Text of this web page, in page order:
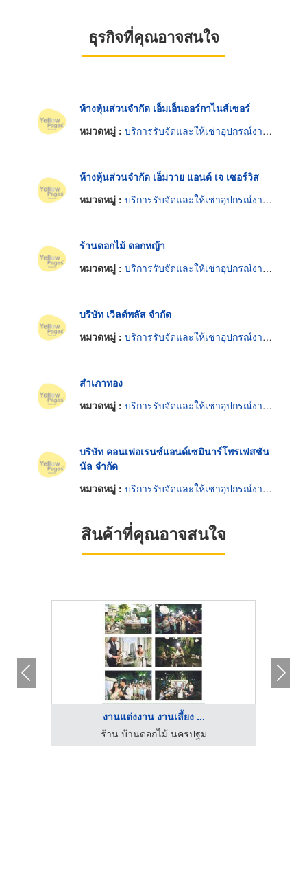
ธุรกิจที่คุณอาจสนใจ
ห้างหุ้นส่วนจำกัด เอ็มเอ็นออร์กาไนส์เซอร์
หมวดหมู่ : บริการรับจัดและให้เช่าอุปกรณ์งานเลี้ยงและงานพิธี
ห้างหุ้นส่วนจำกัด เอ็มวาย แอนด์ เจ เซอร์วิส
หมวดหมู่ : บริการรับจัดและให้เช่าอุปกรณ์งานเลี้ยงและงานพิธี
ร้านดอกไม้ ดอกหญ้า
หมวดหมู่ : บริการรับจัดและให้เช่าอุปกรณ์งานเลี้ยงและงานพิธี
บริษัท เวิลด์พลัส จำกัด
หมวดหมู่ : บริการรับจัดและให้เช่าอุปกรณ์งานเลี้ยงและงานพิธี
สำเภาทอง
หมวดหมู่ : บริการรับจัดและให้เช่าอุปกรณ์งานเลี้ยงและงานพิธี
บริษัท คอนเฟอเรนซ์แอนด์เซมินาร์โพรเฟสซัน
นัล จำกัด
หมวดหมู่ : บริการรับจัดและให้เช่าอุปกรณ์งานเลี้ยงและงานพิธี
สินค้าที่คุณอาจสนใจ
งานแต่งงาน งานเลี้ยง ...
ร้าน บ้านดอกไม้ นครปฐม